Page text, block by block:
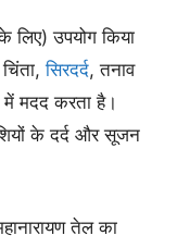
लिए) उपयोग किया
सिरदर्द, तनाव
मदद करता है।
के दर्द और सूजन
तेल का